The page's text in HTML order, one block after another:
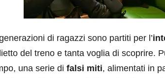
di ragazzi sono partiti per l’
del treno e tanta voglia di scoprire.
una serie di falsi miti, alimentati in